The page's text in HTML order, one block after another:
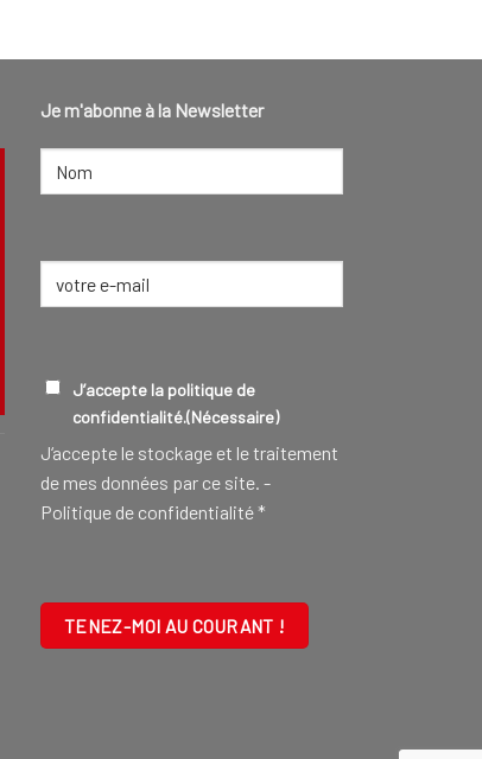
CONSEILLER FUNÉRAIRE
Je m'abonne à la Newsletter
NOM
RGPD(NÉCESSAIRE)
J’accepte la politique de
confidentialité.(Nécessaire)
J‘accepte le stockage et le traitement
de mes données par ce site. -
Politique de confidentialité*